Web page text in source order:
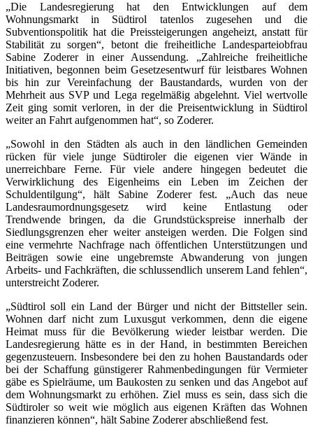
„Die Landesregierung hat den Entwicklungen auf dem
Wohnungsmarkt in Südtirol tatenlos zugesehen und die
Subventionspolitik hat die Preissteigerungen angeheizt, anstatt für
Stabilität zu sorgen“, betont die freiheitliche Landesparteiobfrau
Sabine Zoderer in einer Aussendung. „Zahlreiche freiheitliche
Initiativen, begonnen beim Gesetzesentwurf für leistbares Wohnen
bis hin zur Vereinfachung der Baustandards, wurden von der
Mehrheit aus SVP und Lega regelmäßig abgelehnt. Viel wertvolle
Zeit ging somit verloren, in der die Preisentwicklung in Südtirol
weiter an Fahrt aufgenommen hat“, so Zoderer.
„Sowohl in den Städten als auch in den ländlichen Gemeinden
rücken für viele junge Südtiroler die eigenen vier Wände in
unerreichbare Ferne. Für viele andere hingegen bedeutet die
Verwirklichung des Eigenheims ein Leben im Zeichen der
Schuldentilgung“, hält Sabine Zoderer fest. „Auch das neue
Landesraumordnungsgesetz wird keine Entlastung oder
Trendwende bringen, da die Grundstückspreise innerhalb der
Siedlungsgrenzen eher weiter ansteigen werden. Die Folgen sind
eine vermehrte Nachfrage nach öffentlichen Unterstützungen und
Beiträgen sowie eine ungebremste Abwanderung von jungen
Arbeits- und Fachkräften, die schlussendlich unserem Land fehlen“,
unterstreicht Zoderer.
„Südtirol soll ein Land der Bürger und nicht der Bittsteller sein.
Wohnen darf nicht zum Luxusgut verkommen, denn die eigene
Heimat muss für die Bevölkerung wieder leistbar werden. Die
Landesregierung hätte es in der Hand, in bestimmten Bereichen
gegenzusteuern. Insbesondere bei den zu hohen Baustandards oder
bei der Schaffung günstigerer Rahmenbedingungen für Vermieter
gäbe es Spielräume, um Baukosten zu senken und das Angebot auf
dem Wohnungsmarkt zu erhöhen. Ziel muss es sein, dass sich die
Südtiroler so weit wie möglich aus eigenen Kräften das Wohnen
finanzieren können“, hält Sabine Zoderer abschließend fest.